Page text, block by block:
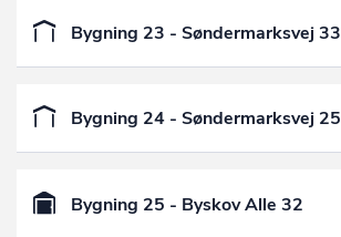
Bygning 23 - Søndermarksvej 33
Bygning 24 - Søndermarksvej 25
Bygning 25 - Byskov Alle 32